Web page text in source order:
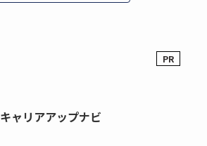
キャリアアップナビ